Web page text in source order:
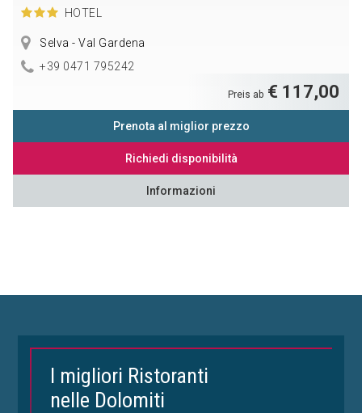
HOTEL
Selva - Val Gardena
+39 0471 795242
Preis ab € 117,00
Prenota al miglior prezzo
Richiedi disponibilità
Informazioni
I migliori Ristoranti
nelle Dolomiti